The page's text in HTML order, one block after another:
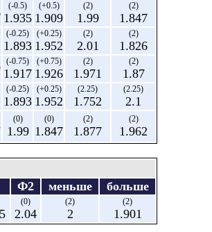
(-0.5)
1.935
(+0.5)
1.909
(2)
1.99
(2)
1.847
(-0.25)
1.893
(+0.25)
1.952
(2)
2.01
(2)
1.826
(-0.75)
1.917
(+0.75)
1.926
(2)
1.971
(2)
1.87
(-0.25)
1.893
(+0.25)
1.952
(2.25)
1.752
(2.25)
2.1
(0)
1.99
(0)
1.847
(2)
1.877
(2)
1.962
Ф2 меньше больше
(0)
2.04
(2)
2
(2)
1.901